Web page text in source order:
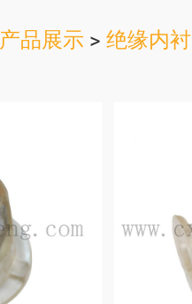
产品展示 > 绝缘内衬